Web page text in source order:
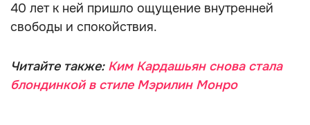
40 лет к ней пришло ощущение внутренней
свободы и спокойствия.
Читайте также: Ким Кардашьян снова стала
блондинкой в стиле Мэрилин Монро